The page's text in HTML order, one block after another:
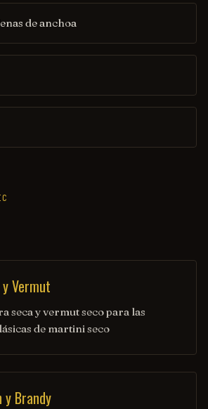
de anchoa
Vermut
seca y vermut seco para las
de martini seco
Brandy